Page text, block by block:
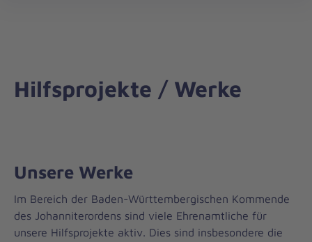
Hilfsprojekte / Werke
Unsere Werke
Im Bereich der Baden-Württembergischen Kommende
des Johanniterordens sind viele Ehrenamtliche für
unsere Hilfsprojekte aktiv. Dies sind insbesondere die